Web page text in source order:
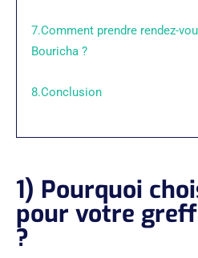
7.Comment prendre rendez-
Bouricha ?
8.Conclusion
1) Pourquoi
pour votre
?